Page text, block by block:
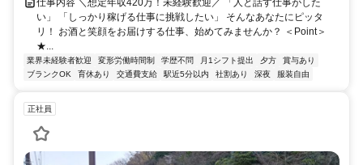
仕事内容 ＼想定年収420万！未経験歓迎／ 「人と話す仕事がした
い」 「しっかり稼げる仕事に挑戦したい」 そんなあなたにピッタ
リ！ お酒と笑顔をお届けする仕事、始めてみませんか？ ＜Point＞
★...
業界未経験者歓迎 変形労働時間制 学歴不問 月1シフト提出 夕方
賞与あり
ブランクOK
育休あり 交通費支給 駅近5分以内 社割あり 深夜 服装自由
正社員